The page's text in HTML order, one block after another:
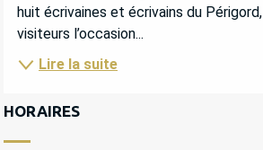
huit écrivaines et écrivains du
visiteurs l’occasion...
Lire la suite
HORAIRES